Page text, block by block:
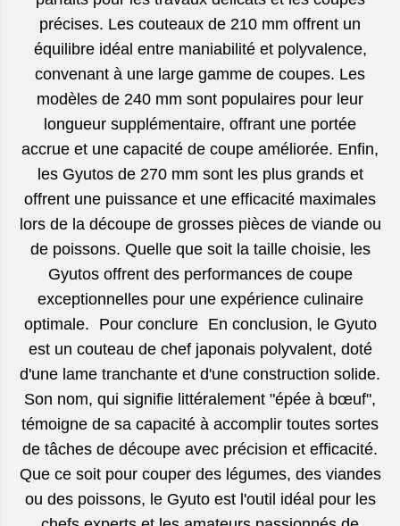
précises. Les couteaux de 210 mm offrent un
équilibre idéal entre maniabilité et polyvalence,
convenant à une large gamme de coupes. Les
modèles de 240 mm sont populaires pour leur
longueur supplémentaire, offrant une portée
accrue et une capacité de coupe améliorée. Enfin,
les Gyutos de 270 mm sont les plus grands et
offrent une puissance et une efficacité maximales
lors de la découpe de grosses pièces de viande ou
de poissons. Quelle que soit la taille choisie, les
Gyutos offrent des performances de coupe
exceptionnelles pour une expérience culinaire
optimale. Pour conclure En conclusion, le Gyuto
est un couteau de chef japonais polyvalent, doté
d'une lame tranchante et d'une construction solide.
Son nom, qui signifie littéralement "épée à bœuf",
témoigne de sa capacité à accomplir toutes sortes
de tâches de découpe avec précision et efficacité.
Que ce soit pour couper des légumes, des viandes
ou des poissons, le Gyuto est l'outil idéal pour les